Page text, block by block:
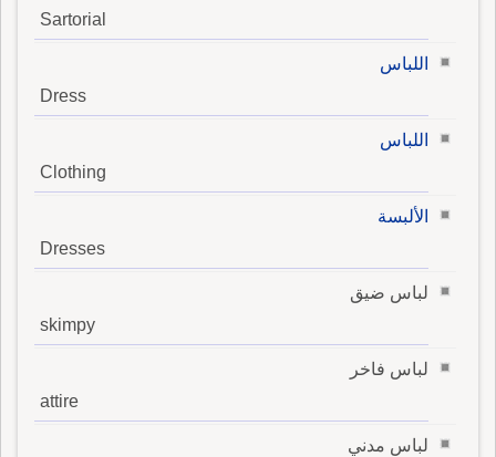
Sartorial
اللباس
Dress
اللباس
Clothing
الألبسة
Dresses
لباس ضيق
skimpy
لباس فاخر
attire
لباس مدني